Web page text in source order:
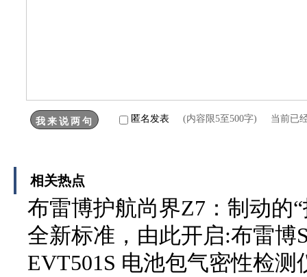
匿名发表 (内容限5至500字) 当前已
相关热点
布雷博护航尚界Z7：制动的“
全新标准，由此开启:布雷
EVT501S 电池包气密性检